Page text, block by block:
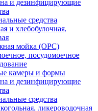
и дезинфицирующие
средства
и хлебобулочная,
мойка (ОРС)
посудомоечное
камеры и формы
и дезинфицирующие
средства
ликероводочная